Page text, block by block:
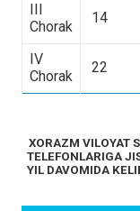
III
Chorak
14
IV
Chorak
22
XORAZM VILOYAT
TELEFONLARIGA
YIL DAVOMIDA